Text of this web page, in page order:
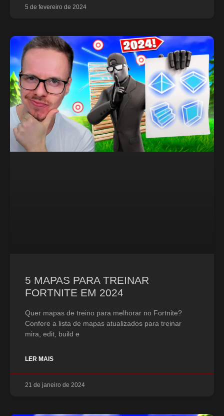
5 de fevereiro de 2024
5 MAPAS PARA TREINAR
FORTNITE EM 2024
Quer mapas de treino para melhorar no Fortnite?
Confere a lista de mapas atualizados para treinar
mira, edit, build e
LER MAIS
21 de janeiro de 2024